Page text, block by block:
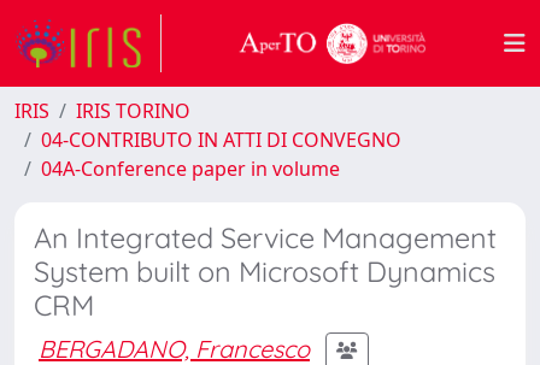
IRIS
IRIS TORINO
04-CONTRIBUTO IN ATTI DI CONVEGNO
04A-Conference paper in volume
An Integrated Service Management
System built on Microsoft Dynamics
CRM
BERGADANO, Francesco